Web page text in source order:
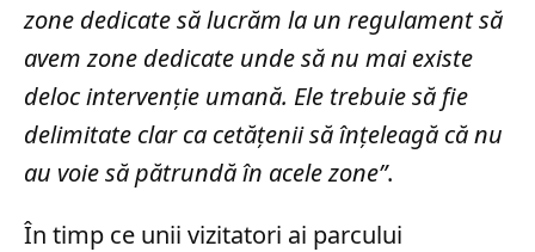
zone dedicate să lucrăm la un regulament să
avem zone dedicate unde să nu mai existe
deloc intervenţie umană. Ele trebuie să fie
delimitate clar ca cetăţenii să înţeleagă că nu
au voie să pătrundă în acele zone”.
În timp ce unii vizitatori ai parcului